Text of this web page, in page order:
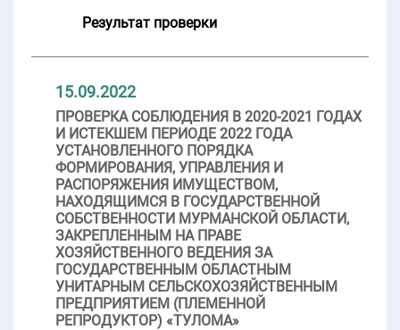
Результат проверки
15.09.2022
ПРОВЕРКА СОБЛЮДЕНИЯ В 2020-2021 ГОДАХ
И ИСТЕКШЕМ ПЕРИОДЕ 2022 ГОДА
УСТАНОВЛЕННОГО ПОРЯДКА
ФОРМИРОВАНИЯ, УПРАВЛЕНИЯ И
РАСПОРЯЖЕНИЯ ИМУЩЕСТВОМ,
НАХОДЯЩИМСЯ В ГОСУДАРСТВЕННОЙ
СОБСТВЕННОСТИ МУРМАНСКОЙ ОБЛАСТИ,
ЗАКРЕПЛЕННЫМ НА ПРАВЕ
ХОЗЯЙСТВЕННОГО ВЕДЕНИЯ ЗА
ГОСУДАРСТВЕННЫМ ОБЛАСТНЫМ
УНИТАРНЫМ СЕЛЬСКОХОЗЯЙСТВЕННЫМ
ПРЕДПРИЯТИЕМ (ПЛЕМЕННОЙ
РЕПРОДУКТОР) «ТУЛОМА»